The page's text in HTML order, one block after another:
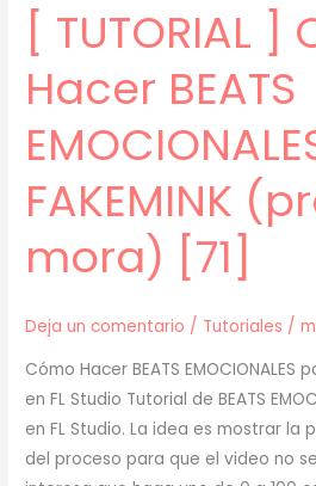
[ TUTORIAL ]
Hacer BEATS
FAKEMINK
mora) [71]
Deja un comentario / Tutoriales /
Cómo Hacer BEATS EMOCIONALES
en FL Studio Tutorial de BEATS
en FL Studio. La idea es mostrar
del proceso para que el video no